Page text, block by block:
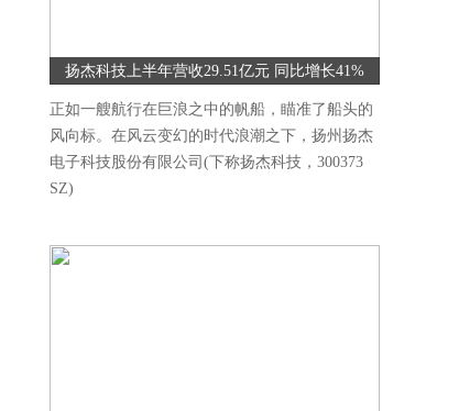
扬杰科技上半年营收29.51亿元 同比增长41%
正如一艘航行在巨浪之中的帆船，瞄准了船头的
风向标。在风云变幻的时代浪潮之下，扬州扬杰
电子科技股份有限公司(下称扬杰科技，300373
SZ)